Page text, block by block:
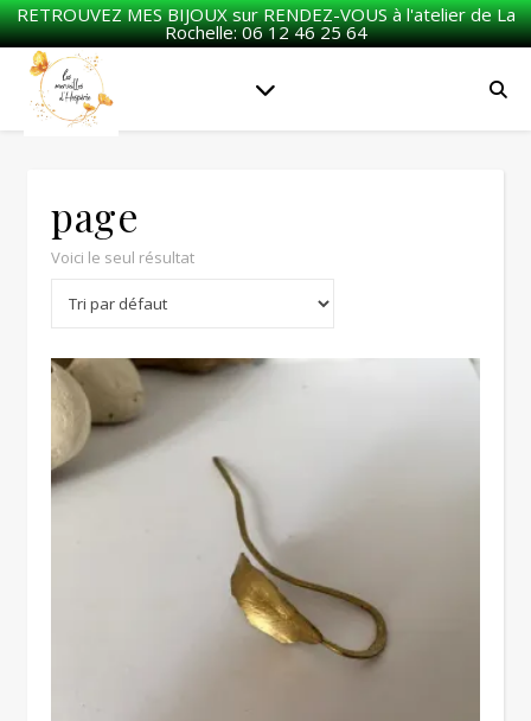
RETROUVEZ MES BIJOUX sur RENDEZ-VOUS à l'atelier de La
Rochelle: 06 12 46 25 64
page
Voici le seul résultat